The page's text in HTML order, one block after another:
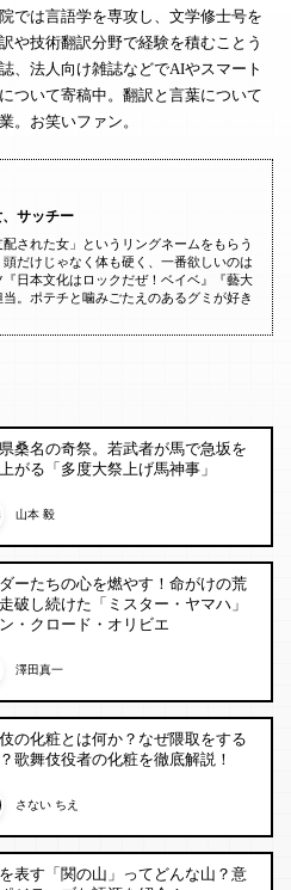
では言語学を専攻し、文学修士号を
や技術翻訳分野で経験を積むことう
、法人向け雑誌などでAIやスマート
ついて寄稿中。翻訳と言葉について
。お笑いファン。
サッチー
された女」というリングネームをもらう
頭だけじゃなく体も硬く、一番欲しいのは
日本文化はロックだぜ！ベイベ』『藝大
。ポテチと噛みごたえのあるグミが好き
桑名の奇祭。若武者が馬で急坂を
がる「多度大祭上げ馬神事」
山本 毅
ーたちの心を燃やす！命がけの荒
破し続けた「ミスター・ヤマハ」
・クロード・オリビエ
澤田真一
の化粧とは何か？なぜ隈取をする
歌舞伎役者の化粧を徹底解説！
さない ちえ
表す「関の山」ってどんな山？意